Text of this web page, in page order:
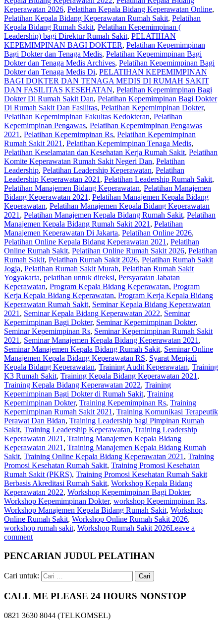
Keperawatan 2026, Pelatihan Kepala Bidang Keperawatan Online,
Pelatihan Kepala Bidang Keperawatan Rumah Sakit, Pelatihan
Kepala Bidang Rumah Sakit, Pelatihan Kepemimpinan (
Leadership) bagi Direktur Rumah Sakit, PELATIHAN
KEPEMIMPINAN BAGI DOKTER, Pelatihan Kepemimpinan
Bagi Dokter dan Tenaga Medis, Pelatihan Kepemimpinan Bagi
Dokter dan Tenaga Medis Archives, Pelatihan Kepemimpinan Bagi
Dokter dan Tenaga Medis Di, PELATIHAN KEPEMIMPINAN
BAGI DOKTER DAN TENAGA MEDIS DI RUMAH SAKIT
DAN FASILITAS KESEHATAN, Pelatihan Kepemimpinan Bagi
Dokter Di Rumah Sakit Dan, Pelatihan Kepemimpinan Bagi Dokter
Di Rumah Sakit Dan Fasilitas, Pelatihan Kepemimpinan Dokter,
Pelatihan Kepemimpinan Fakultas Kedokteran, Pelatihan
Kepemimpinan Pengawas, Pelatihan Kepemimpinan Pengawas
2021 , Pelatihan Kepemimpinan Rs, Pelatihan Kepemimpinan
Rumah Sakit 2021 , Pelatihan Kepemimpinan Tenaga Medis,
Pelatihan Keselamatan dan Kesehatan Kerja Rumah Sakit, Pelatihan
Komite Keperawatan Rumah Sakit Negeri Dan, Pelatihan
Leadership, Pelatihan Leadership Keperawatan, Pelatihan
Leadership Keperawatan 2021 , Pelatihan Leadership Rumah Sakit,
Pelatihan Manajemen Bidang Keperawatan, Pelatihan Manajemen
Bidang Keperawatan 2021 , Pelatihan Manajemen Kepala Bidang
Keperawatan, Pelatihan Manajemen Kepala Bidang Keperawatan
2021 , Pelatihan Manajemen Kepala Bidang Rumah Sakit, Pelatihan
Manajemen Kepala Bidang Rumah Sakit 2021 , Pelatihan
Manajemen Keperawatan Di Jakarta, Pelatihan Online 2026,
Pelatihan Online Kepala Bidang Keperawatan 2021 , Pelatihan
Online Rumah Sakit, Pelatihan Online Rumah Sakit 2026, Pelatihan
Rumah Sakit‎, Pelatihan Rumah Sakit 2026, Pelatihan Rumah Sakit
Jogja, Pelatihan Rumah Sakit Murah, Pelatihan Rumah Sakit
Yogyakarta, pelatihan untuk direksi, Persyaratan Jabatan
Keperawatan, Program Kepala Bidang Keperawatan, Program
Kerja Kepala Bidang Keperawatan, Program Kerja Kepala Bidang
Keperawatan Rumah Sakit, Seminar Kepala Bidang Keperawatan
2021 , Seminar Kepala Bidang Keperawatan 2022, Seminar
Kepemimpinan Bagi Dokter, Seminar Kepemimpinan Dokter,
Seminar Kepemimpinan Rs, Seminar Kepemimpinan Rumah Sakit
2021 , Seminar Manajemen Kepala Bidang Keperawatan 2021 ,
Seminar Manajemen Kepala Bidang Rumah Sakit, Seminar Online
Manajemen Kepala Bidang Keperawatan RS, Syarat Menjadi
Kepala Bidang Keperawatan, Training Audit Keperawatan, Training
K3 Rumah Sakit, Training Kepala Bidang Keperawatan 2021 ,
Training Kepala Bidang Keperawatan 2022, Training
Kepemimpinan Bagi Dokter di Rumah Sakit, Training
Kepemimpinan Dokter, Training Kepemimpinan Rs, Training
Kepemimpinan Rumah Sakit 2021 , Training Komunikasi Terapeutik
Perawat Dan Bidan, Training Leadership bagi Pimpinan Rumah
Sakit, Training Leadership Keperawatan, Training Leadership
Keperawatan 2021 , Training Manajemen Kepala Bidang
Keperawatan 2021 , Training Manajemen Kepala Bidang Rumah
Sakit, Training Online Kepala Bidang Keperawatan 2021 , Training
Promosi Kesehatan Rumah Sakit, Training Promosi Kesehatan
Rumah Sakit (PKRS), Training Promosi Kesehatan Rumah Sakit
Berbasis Akreditasi Rumah Sakit, Workshop Kepala Bidang
Keperawatan 2022, Workshop Kepemimpinan Bagi Dokter,
Workshop Kepemimpinan Dokter, workshop Kepemimpinan Rs,
Workshop Manajemen Kepala Bidang Rumah Sakit, Workshop
Online Rumah Sakit, Workshop Online Rumah Sakit 2026,
workshop rumah sakit, Workshop Rumah Sakit 2026Leave a
comment
PENCARIAN JUDUL PELATIHAN
Cari untuk:
CALL ME PLEASE 24 HOURS NONSTOP
0821 3630 8044 (TELKOMSEL)